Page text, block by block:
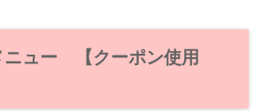
ニュー 【クーポン使用